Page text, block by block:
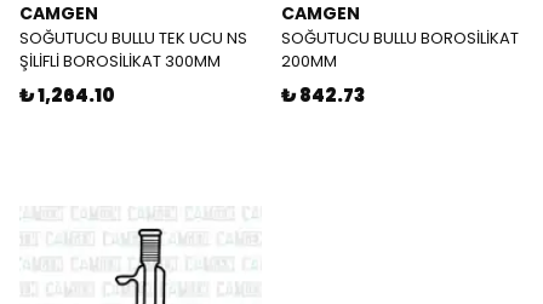
CAMGEN
SOĞUTUCU BULLU TEK UCU NS
ŞİLİFLİ BOROSİLİKAT 300MM
₺ 1,264.10
CAMGEN
SOĞUTUCU BULLU BOROSİLİKAT
200MM
₺ 842.73